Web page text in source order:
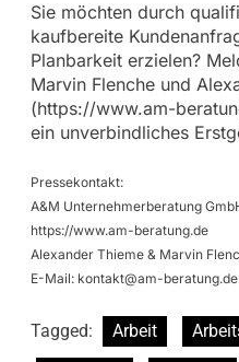
Sie möchten durch
kaufbereite
Planbarkeit erzielen?
Marvin Flenche und
(https://www.am-
ein unverbindliches
Pressekontakt:
A&M Unternehmerberatung
https://www.am-beratung.de
Alexander Thieme & Marvin
E-Mail: kontakt@am-beratung.de
Tagged: Arbeit